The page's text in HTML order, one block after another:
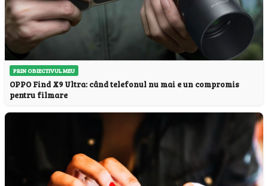
PRIN OBIECTIVUL MEU
OPPO Find X9 Ultra: când telefonul nu mai e un compromis
pentru filmare